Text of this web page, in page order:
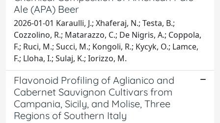
Ale (APA) Beer
2026-01-01 Karaulli, J.; Xhaferaj, N.; Testa, B.;
Cozzolino, R.; Matarazzo, C.; De Nigris, A.; Coppola,
F.; Ruci, M.; Succi, M.; Kongoli, R.; Kycyk, O.; Lamce,
F.; Lloha, I.; Sulaj, K.; Iorizzo, M.
Flavonoid Profiling of Aglianico and
Cabernet Sauvignon Cultivars from
Campania, Sicily, and Molise, Three
Regions of Southern Italy